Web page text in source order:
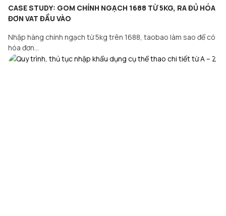
CASE STUDY: GOM CHÍNH NGẠCH 1688 TỪ 5KG, RA ĐỦ HÓA
ĐƠN VAT ĐẦU VÀO
Nhập hàng chính ngạch từ 5kg trên 1688, taobao làm sao để có
hóa đơn…